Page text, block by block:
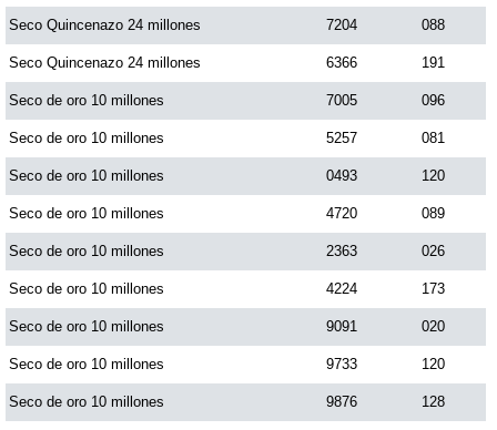
Saman de la suerte
Sinuano Día
Sinuano Noche
Super Chontico Noche
Seco Quincenazo 24 millones 7204 088
Seco Quincenazo 24 millones 6366 191
Seco de oro 10 millones 7005 096
Seco de oro 10 millones 5257 081
Seco de oro 10 millones 0493 120
Seco de oro 10 millones 4720 089
Seco de oro 10 millones 2363 026
Seco de oro 10 millones 4224 173
Seco de oro 10 millones 9091 020
Seco de oro 10 millones 9733 120
Seco de oro 10 millones 9876 128